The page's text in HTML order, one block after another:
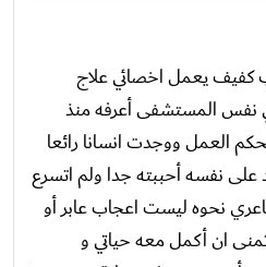
كفيف يعمل اخصائي علاج
نفس المستشفى أعرفه منذ
العمل ووجدت انسانا رائعا
نفسه أحببته جدا ولم اتسرع
نحوه ليست اعجاب عابر أو
ان أكمل معه حياتي و